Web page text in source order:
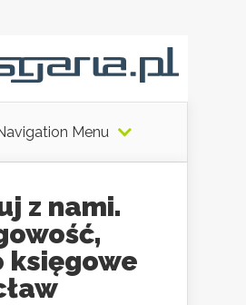
Menu
z nami.
księgowe